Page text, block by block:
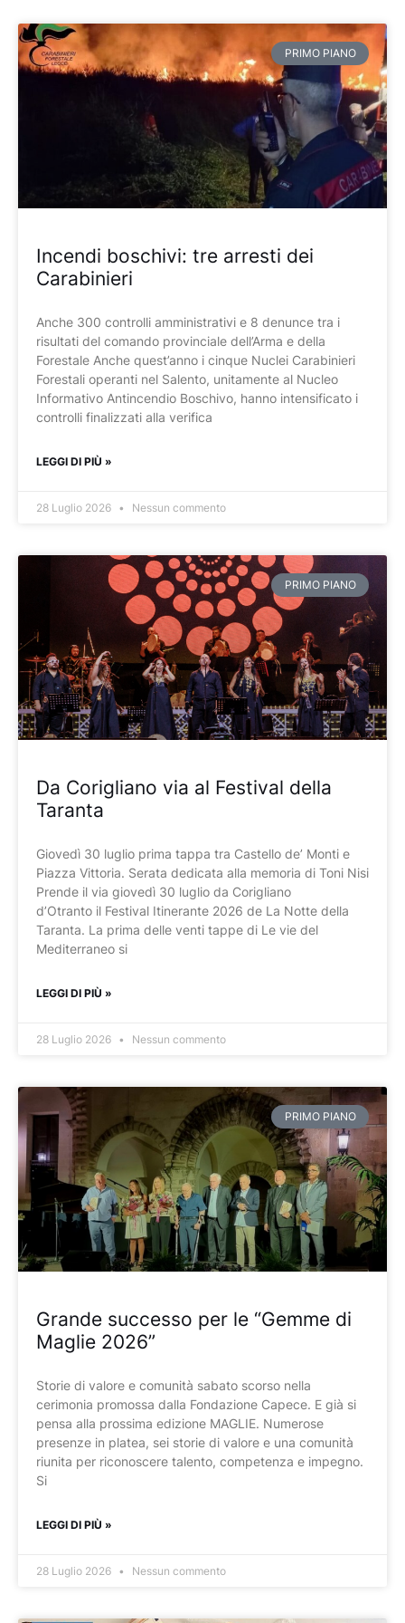
PRIMO PIANO
Incendi boschivi: tre arresti dei
Carabinieri
Anche 300 controlli amministrativi e 8 denunce tra i
risultati del comando provinciale dell’Arma e della
Forestale Anche quest’anno i cinque Nuclei Carabinieri
Forestali operanti nel Salento, unitamente al Nucleo
Informativo Antincendio Boschivo, hanno intensificato i
controlli finalizzati alla verifica
LEGGI DI PIÙ »
28 Luglio 2026 Nessun commento
PRIMO PIANO
Da Corigliano via al Festival della
Taranta
Giovedì 30 luglio prima tappa tra Castello de’ Monti e
Piazza Vittoria. Serata dedicata alla memoria di Toni Nisi
Prende il via giovedì 30 luglio da Corigliano
d’Otranto il Festival Itinerante 2026 de La Notte della
Taranta. La prima delle venti tappe di Le vie del
Mediterraneo si
LEGGI DI PIÙ »
28 Luglio 2026 Nessun commento
PRIMO PIANO
Grande successo per le “Gemme di
Maglie 2026”
Storie di valore e comunità sabato scorso nella
cerimonia promossa dalla Fondazione Capece. E già si
pensa alla prossima edizione MAGLIE. Numerose
presenze in platea, sei storie di valore e una comunità
riunita per riconoscere talento, competenza e impegno.
Si
LEGGI DI PIÙ »
28 Luglio 2026 Nessun commento
Pagina
PaginaPaginaPaginaPagina